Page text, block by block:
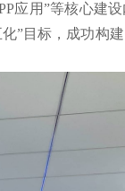
用”等核心建设
”目标，成功构